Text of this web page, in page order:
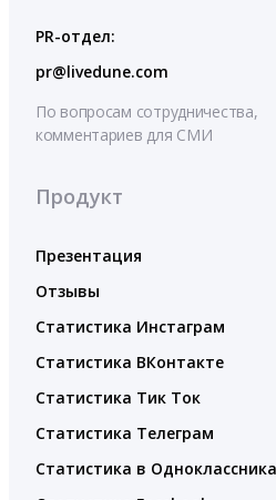
PR-отдел:
pr@livedune.com
По вопросам сотрудничества,
комментариев для СМИ
Продукт
Презентация
Отзывы
Статистика Инстаграм
Статистика ВКонтакте
Статистика Тик Ток
Статистика Телеграм
Статистика в